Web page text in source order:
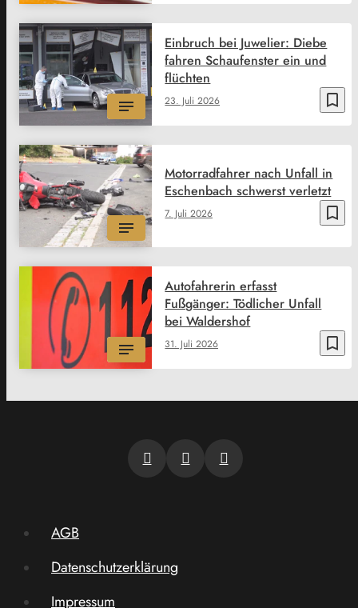
bookmark_border
23. Juli 2026
Einbruch bei Juwelier: Diebe
fahren Schaufenster ein und
flüchten
bookmark_border
7. Juli 2026
Motorradfahrer nach Unfall in
Eschenbach schwerst verletzt
bookmark_border
31. Juli 2026
Autofahrerin erfasst
Fußgänger: Tödlicher Unfall
bei Waldershof
AGB
Datenschutzerklärung
Impressum